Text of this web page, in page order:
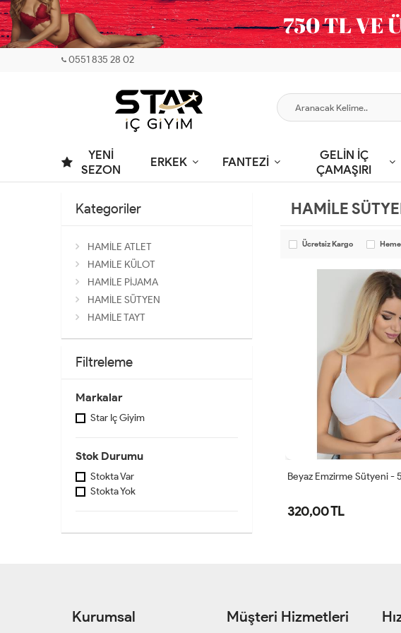
0551 835 28 02
YENİ
SEZON
ERKEK FANTEZİ
GELİN İÇ
ÇAMAŞIRI
Kategoriler
HAMİLE ATLET
HAMİLE KÜLOT
HAMİLE PİJAMA
HAMİLE SÜTYEN
HAMİLE TAYT
Filtreleme
Markalar
Star Iç Giyim
Stok Durumu
Stokta Var
Stokta Yok
HAMİLE
Ücretsiz Kargo
Beyaz Emzirme Sütyeni -
320,00 TL
Kurumsal Müşteri Hizmetleri